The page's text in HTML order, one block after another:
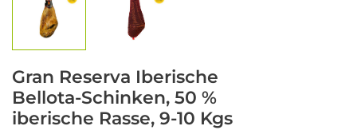
Gran Reserva Iberische
Bellota-Schinken, 50 %
iberische Rasse, 9-10 Kgs